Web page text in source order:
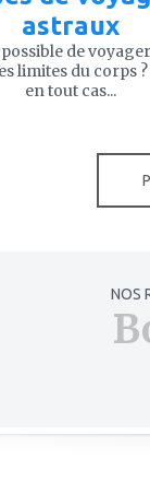
astraux
de
limites du corps ?
en tout cas...
NOS